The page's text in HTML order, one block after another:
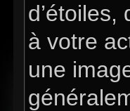
à votre
une